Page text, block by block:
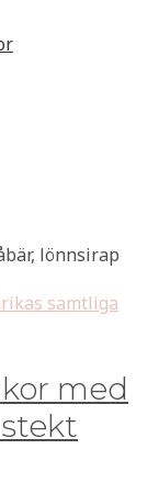
lönnsirap
samtliga
med